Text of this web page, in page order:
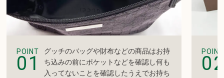
POINT
01
グッチのバッグや財布などの商品はお持
ち込みの前にポケットなどを確認し何も
入ってないことを確認したうえでお持ち
POINT